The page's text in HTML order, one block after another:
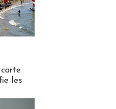
les